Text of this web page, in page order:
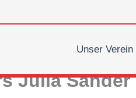
Unser Verein
Julia Sander